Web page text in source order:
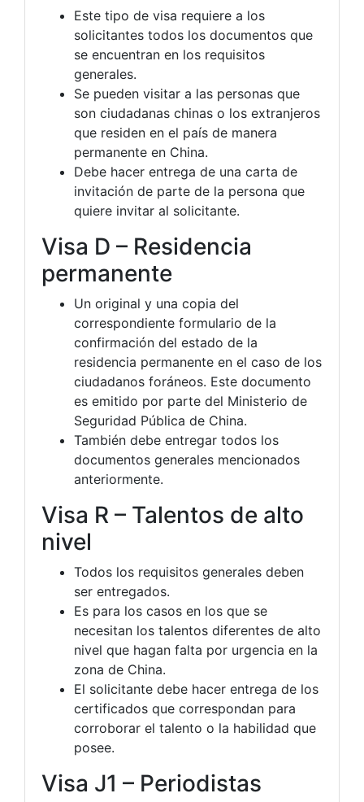
Este tipo de visa requiere a los
solicitantes todos los documentos que
se encuentran en los requisitos
generales.
Se pueden visitar a las personas que
son ciudadanas chinas o los extranjeros
que residen en el país de manera
permanente en China.
Debe hacer entrega de una carta de
invitación de parte de la persona que
quiere invitar al solicitante.
Visa D – Residencia
permanente
Un original y una copia del
correspondiente formulario de la
confirmación del estado de la
residencia permanente en el caso de los
ciudadanos foráneos. Este documento
es emitido por parte del Ministerio de
Seguridad Pública de China.
También debe entregar todos los
documentos generales mencionados
anteriormente.
Visa R – Talentos de alto
nivel
Todos los requisitos generales deben
ser entregados.
Es para los casos en los que se
necesitan los talentos diferentes de alto
nivel que hagan falta por urgencia en la
zona de China.
El solicitante debe hacer entrega de los
certificados que correspondan para
corroborar el talento o la habilidad que
posee.
Visa J1 – Periodistas